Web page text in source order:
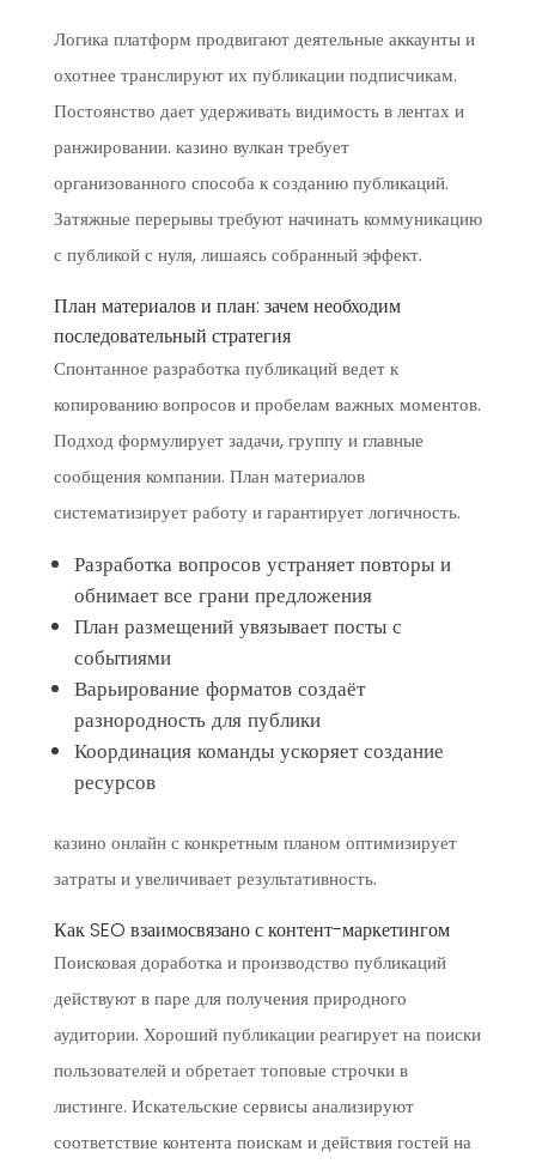
Логика платформ продвигают деятельные аккаунты и
охотнее транслируют их публикации подписчикам.
Постоянство дает удерживать видимость в лентах и
ранжировании. казино вулкан требует
организованного способа к созданию публикаций.
Затяжные перерывы требуют начинать коммуникацию
с публикой с нуля, лишаясь собранный эффект.
План материалов и план: зачем необходим
последовательный стратегия
Спонтанное разработка публикаций ведет к
копированию вопросов и пробелам важных моментов.
Подход формулирует задачи, группу и главные
сообщения компании. План материалов
систематизирует работу и гарантирует логичность.
Разработка вопросов устраняет повторы и
обнимает все грани предложения
План размещений увязывает посты с
событиями
Варьирование форматов создаёт
разнородность для публики
Координация команды ускоряет создание
ресурсов
казино онлайн с конкретным планом оптимизирует
затраты и увеличивает результативность.
Как SEO взаимосвязано с контент-маркетингом
Поисковая доработка и производство публикаций
действуют в паре для получения природного
аудитории. Хороший публикации реагирует на поиски
пользователей и обретает топовые строчки в
листинге. Искательские сервисы анализируют
соответствие контента поискам и действия гостей на